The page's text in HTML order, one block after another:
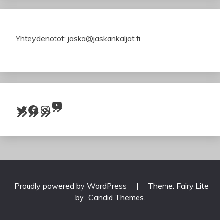
Yhteydenotot: jaska@jaskankaljat.fi
Twitter Facebook InstagramYouTube
Proudly powered by WordPress |
Theme: Fairy Lite
by Candid Themes.